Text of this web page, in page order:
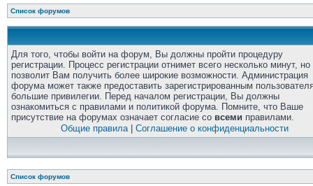
Список форумов
Для того, чтобы войти на форум, Вы должны пройти процедуру
регистрации. Процесс регистрации отнимет всего несколько минут, но
позволит Вам получить более широкие возможности. Администрация
форума может также предоставить зарегистрированным
большие привилегии. Перед началом регистрации, Вы должны
ознакомиться с правилами и политикой форума. Помните, что Ваше
присутствие на форумах означает согласие со всеми правилами.
Общие правила| Соглашение о конфиденциальности
Список форумов